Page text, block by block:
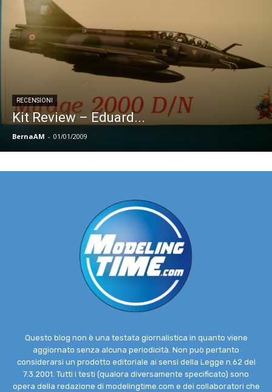
RECENSIONI
Kit Review – Eduard...
BernaAM - 01/01/2009
Questo blog non è una testata giornalistica in quanto viene
aggiornato senza alcuna periodicità. Non può pertanto
considerarsi un prodotto editoriale ai sensi della Legge n.62 del
7.3.2001. Tutti i testi (qualora diversamente specificato) sono
opera della redazione di modelingtime.com e dei collaboratori che